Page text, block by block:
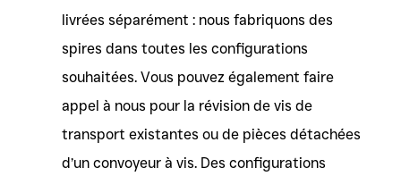
livrées séparément : nous fabriquons des
spires dans toutes les configurations
souhaitées. Vous pouvez également faire
appel à nous pour la révision de vis de
transport existantes ou de pièces détachées
d’un convoyeur à vis. Des configurations